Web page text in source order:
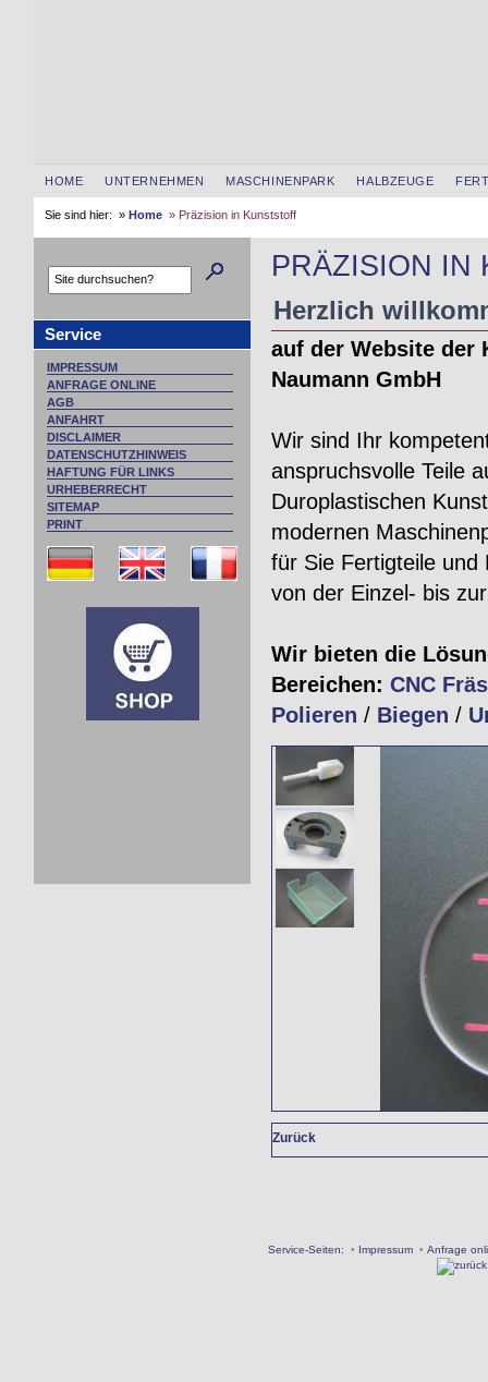
HOME UNTERNEHMEN MASCHINENPARK HALBZEUGE
Sie sind hier: » Home » Präzision in Kunststoff
Service
IMPRESSUM
ANFRAGE ONLINE
AGB
ANFAHRT
DISCLAIMER
DATENSCHUTZHINWEIS
HAFTUNG FÜR LINKS
URHEBERRECHT
SITEMAP
PRINT
PRÄZISION IN
Herzlich
auf der Website der
Naumann GmbH
Wir sind Ihr
anspruchsvolle Teile
Duroplastischen
modernen
für Sie Fertigteile und
von der Einzel- bis
Wir bieten die
Bereichen: CNC
Polieren / Biegen /
Zurück
Service-Seiten: • Impressum• Anfrage